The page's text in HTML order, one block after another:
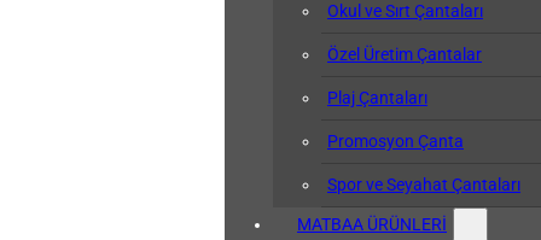
Okul ve Sırt Çantaları
Özel Üretim Çantalar
Plaj Çantaları
Promosyon Çanta
Spor ve Seyahat Çantaları
MATBAA ÜRÜNLERİ